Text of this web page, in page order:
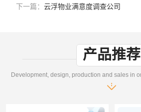
下一篇： 云浮物业满意度调查公司
产品推荐